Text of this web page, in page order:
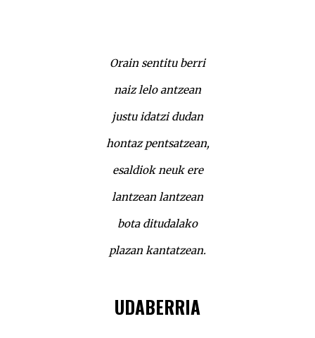
Orain sentitu berri
naiz lelo antzean
justu idatzi dudan
hontaz pentsatzean,
esaldiok neuk ere
lantzean lantzean
bota ditudalako
plazan kantatzean.
UDABERRIA